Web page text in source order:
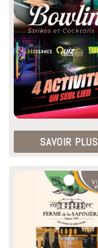
SAVOIR PLUS